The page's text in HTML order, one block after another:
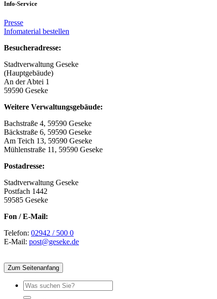
Info-Service
Presse
Infomaterial bestellen
Besucheradresse:
Stadtverwaltung Geseke
(Hauptgebäude)
An der Abtei 1
59590 Geseke
Weitere Verwaltungsgebäude:
Bachstraße 4, 59590 Geseke
Bäckstraße 6, 59590 Geseke
Am Teich 13, 59590 Geseke
Mühlenstraße 11, 59590 Geseke
Postadresse:
Stadtverwaltung Geseke
Postfach 1442
59585 Geseke
Fon / E-Mail:
Telefon: 02942 / 500 0
E-Mail: post@geseke.de
Zum Seitenanfang